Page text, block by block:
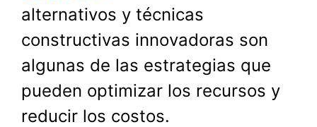
alternativos y técnicas
constructivas innovadoras son
algunas de las estrategias que
pueden optimizar los recursos y
reducir los costos.